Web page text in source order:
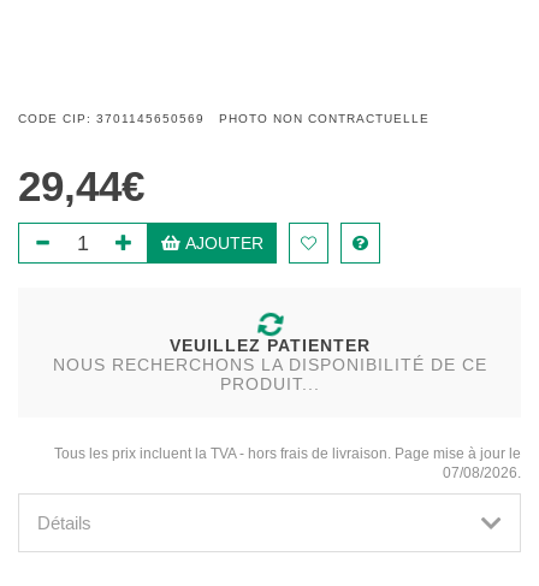
CODE CIP: 3701145650569 PHOTO NON CONTRACTUELLE
29,44€
AJOUTER
VEUILLEZ PATIENTER
NOUS RECHERCHONS LA DISPONIBILITÉ DE CE
PRODUIT...
Tous les prix incluent la TVA - hors frais de livraison. Page mise à jour le
07/08/2026.
Détails